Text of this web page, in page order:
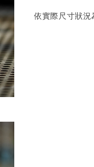
依實際尺寸狀況